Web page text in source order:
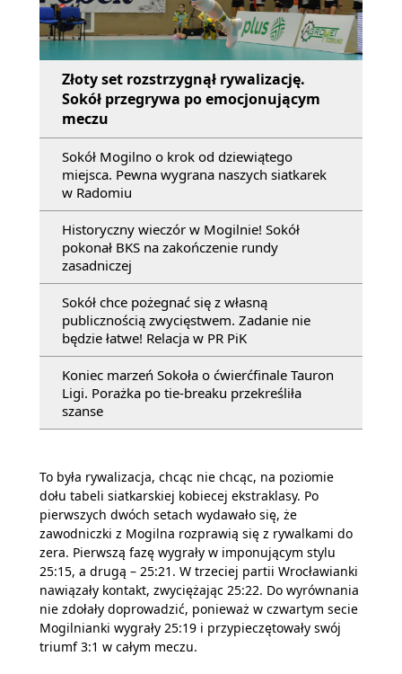
Złoty set rozstrzygnął rywalizację.
Sokół przegrywa po emocjonującym
meczu
Sokół Mogilno o krok od dziewiątego
miejsca. Pewna wygrana naszych siatkarek
w Radomiu
Historyczny wieczór w Mogilnie! Sokół
pokonał BKS na zakończenie rundy
zasadniczej
Sokół chce pożegnać się z własną
publicznością zwycięstwem. Zadanie nie
będzie łatwe! Relacja w PR PiK
Koniec marzeń Sokoła o ćwierćfinale Tauron
Ligi. Porażka po tie-breaku przekreśliła
szanse
To była rywalizacja, chcąc nie chcąc, na poziomie
dołu tabeli siatkarskiej kobiecej ekstraklasy. Po
pierwszych dwóch setach wydawało się, że
zawodniczki z Mogilna rozprawią się z rywalkami do
zera. Pierwszą fazę wygrały w imponującym stylu
25:15, a drugą – 25:21. W trzeciej partii Wrocławianki
nawiązały kontakt, zwyciężając 25:22. Do wyrównania
nie zdołały doprowadzić, ponieważ w czwartym secie
Mogilnianki wygrały 25:19 i przypieczętowały swój
triumf 3:1 w całym meczu.